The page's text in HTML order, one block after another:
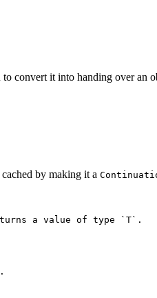
convert it into handing over an
by making it a
a value of type `T`.